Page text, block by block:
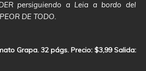
persiguiendo a Leia a bordo del
DE TODO.
Grapa. 32 págs. Precio: $3,99 Salida: